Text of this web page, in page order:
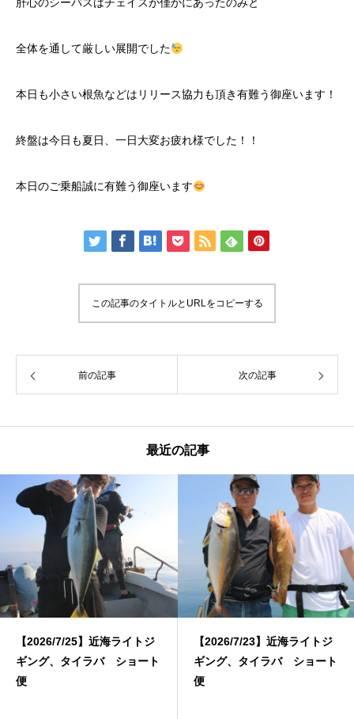
肝心のシーバスはチェイスが僅かにあったのみと
全体を通して厳しい展開でした
本日も小さい根魚などはリリース協力も頂き有難う御座います！
終盤は今日も夏日、一日大変お疲れ様でした！！
本日のご乗船誠に有難う御座います
この記事のタイトルとURLをコピーする
前の記事 次の記事
最近の記事
【2026/7/25】近海ライトジ
ギング、タイラバ ショート
便
【2026/7/23】近海ライトジ
ギング、タイラバ ショート
便